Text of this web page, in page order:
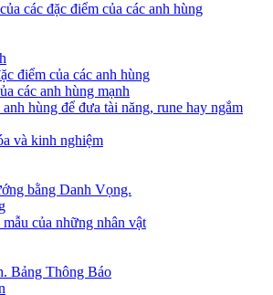
các đặc điểm của các anh hùng
điểm của các anh hùng
các anh hùng mạnh
hùng để đưa tài năng, rune hay ngắm
và kinh nghiệm
bằng Danh Vọng.
của những nhân vật
Bảng Thông Báo